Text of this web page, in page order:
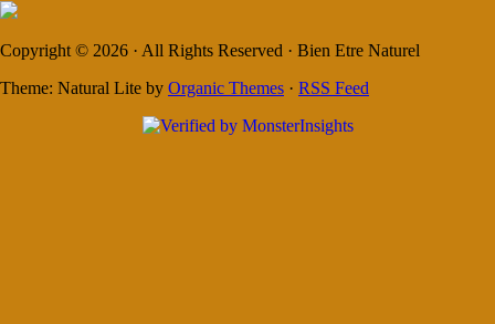
Copyright © 2026 · All Rights Reserved · Bien Etre Naturel
Theme: Natural Lite by Organic Themes · RSS Feed